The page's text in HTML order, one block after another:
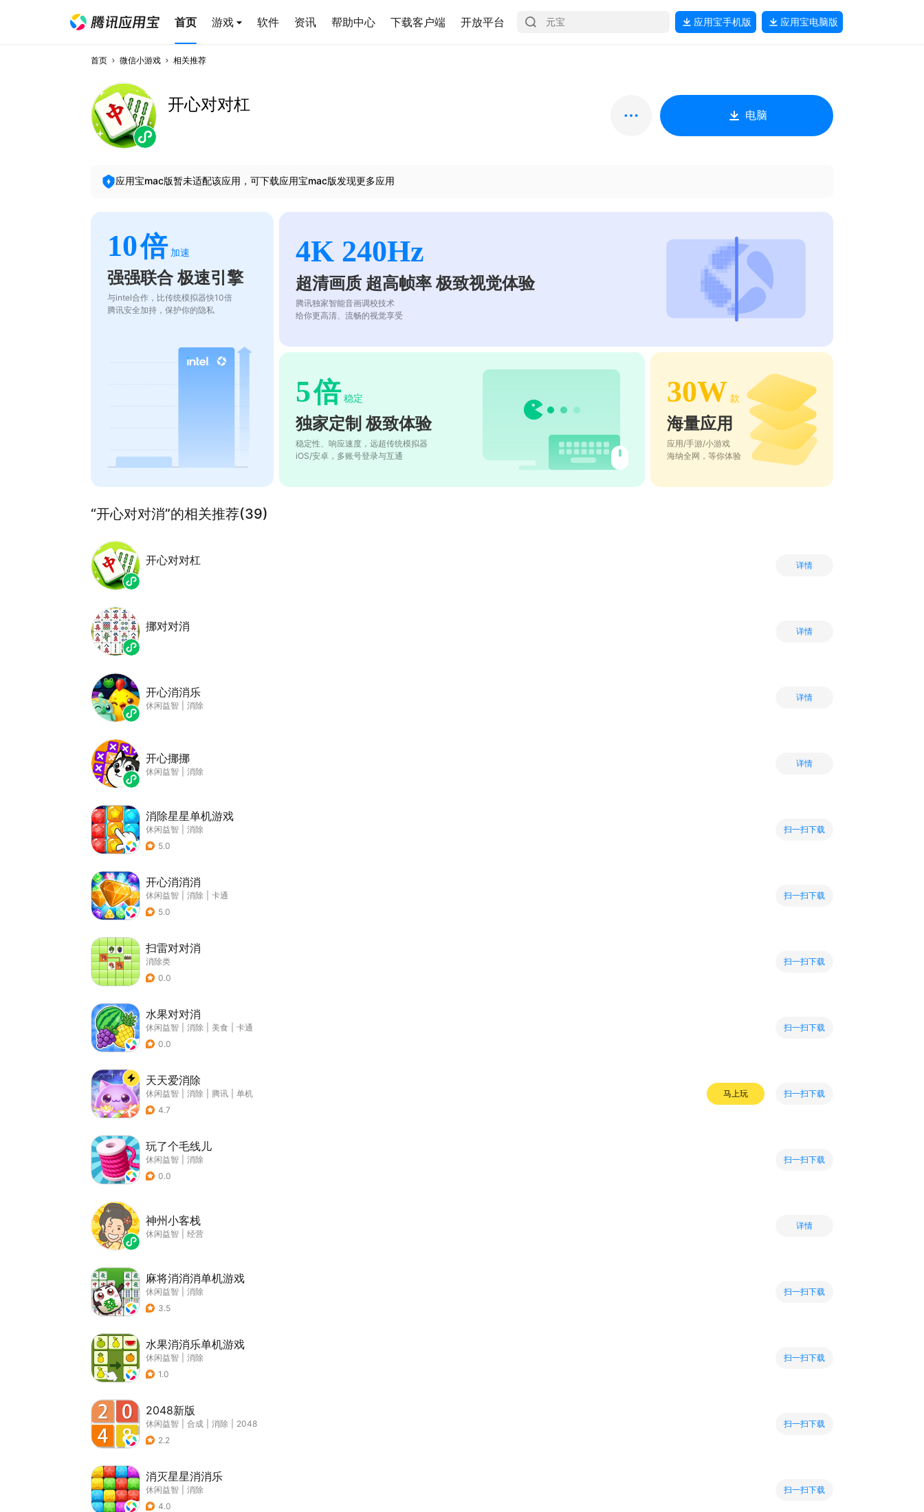
首页 游戏 软件 资讯 帮助中心 下载客户端 开放平台 应用宝手机版 应用宝电脑版
首页 微信小游戏 相关推荐
开心对对杠
电脑
应用宝mac版暂未适配该应用，可下载应用宝mac版发现更多应用
10倍 加速
强强联合 极速引擎
与intel合作，比传统模拟器快10倍
腾讯安全加持，保护你的隐私
4K 240Hz
超清画质 超高帧率 极致视觉体验
腾讯独家智能音画调校技术
给你更高清、流畅的视觉享受
5倍 稳定
独家定制 极致体验
稳定性、响应速度，远超传统模拟器
iOS/安卓，多账号登录与互通
30W 款
海量应用
应用/手游/小游戏
海纳全网，等你体验
“开心对对消”的相关推荐(39)
开心对对杠 详情
挪对对消 详情
开心消消乐
休闲益智 消除
详情
开心挪挪
休闲益智 消除
详情
消除星星单机游戏
休闲益智
消除
5.0
扫一扫下载
开心消消消
休闲益智 消除
卡通
5.0
扫一扫下载
扫雷对对消
消除类
0.0
扫一扫下载
水果对对消
休闲益智 消除 美食
卡通
0.0
扫一扫下载
天天爱消除
休闲益智 消除 腾讯
单机
4.7
马上玩 扫一扫下载
玩了个毛线儿
休闲益智
消除
0.0
扫一扫下载
神州小客栈
休闲益智 经营
详情
麻将消消消单机游戏
休闲益智
消除
3.5
扫一扫下载
水果消消乐单机游戏
休闲益智
消除
1.0
扫一扫下载
2048新版
休闲益智 合成 消除
2048
2.2
扫一扫下载
消灭星星消消乐
休闲益智
消除
4.0
扫一扫下载